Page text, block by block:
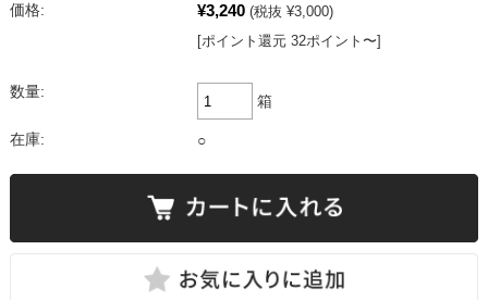
価格: ¥3,240 (税抜 ¥3,000)
[ポイント還元 32ポイント〜]
数量:
箱
在庫: ○